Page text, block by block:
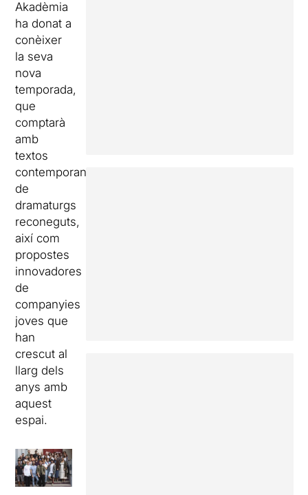
Akadèmia
ha donat a
conèixer
la seva
nova
temporada,
que
comptarà
amb
textos
contemporanis
de
dramaturgs
reconeguts,
així com
propostes
innovadores
de
companyies
joves que
han
crescut al
llarg dels
anys amb
aquest
espai.